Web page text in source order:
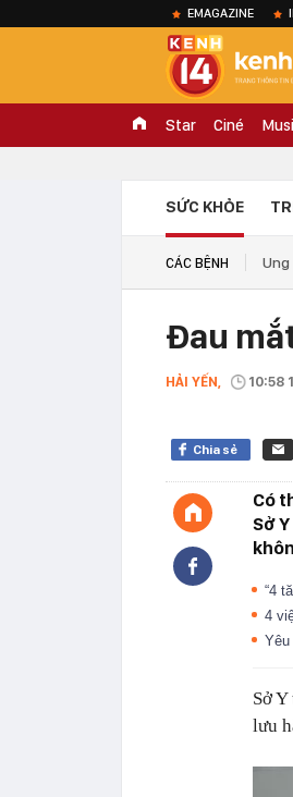
EMAGAZINE
Star Ciné
SỨC KHỎE
CÁC BỆNH
Đau
HẢI YẾN, 10:58
Chia sẻ
Có
Sở
“4
4
Sở
lưu